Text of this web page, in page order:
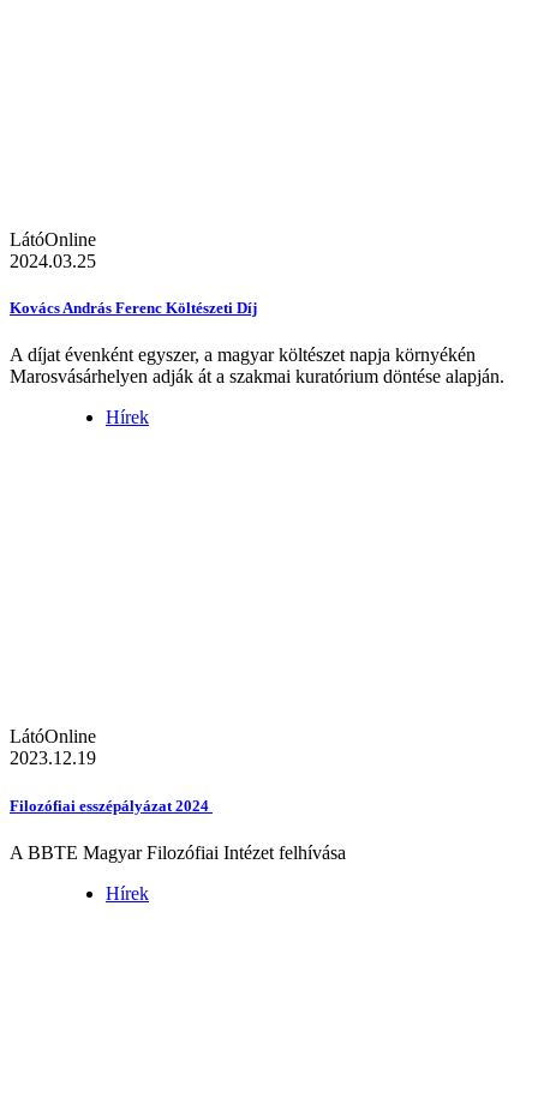
LátóOnline
2024.03.25
Kovács András Ferenc Költészeti Díj
A díjat évenként egyszer, a magyar költészet napja környékén
Marosvásárhelyen adják át a szakmai kuratórium döntése alapján.
Hírek
LátóOnline
2023.12.19
Filozófiai esszépályázat 2024
A BBTE Magyar Filozófiai Intézet felhívása
Hírek